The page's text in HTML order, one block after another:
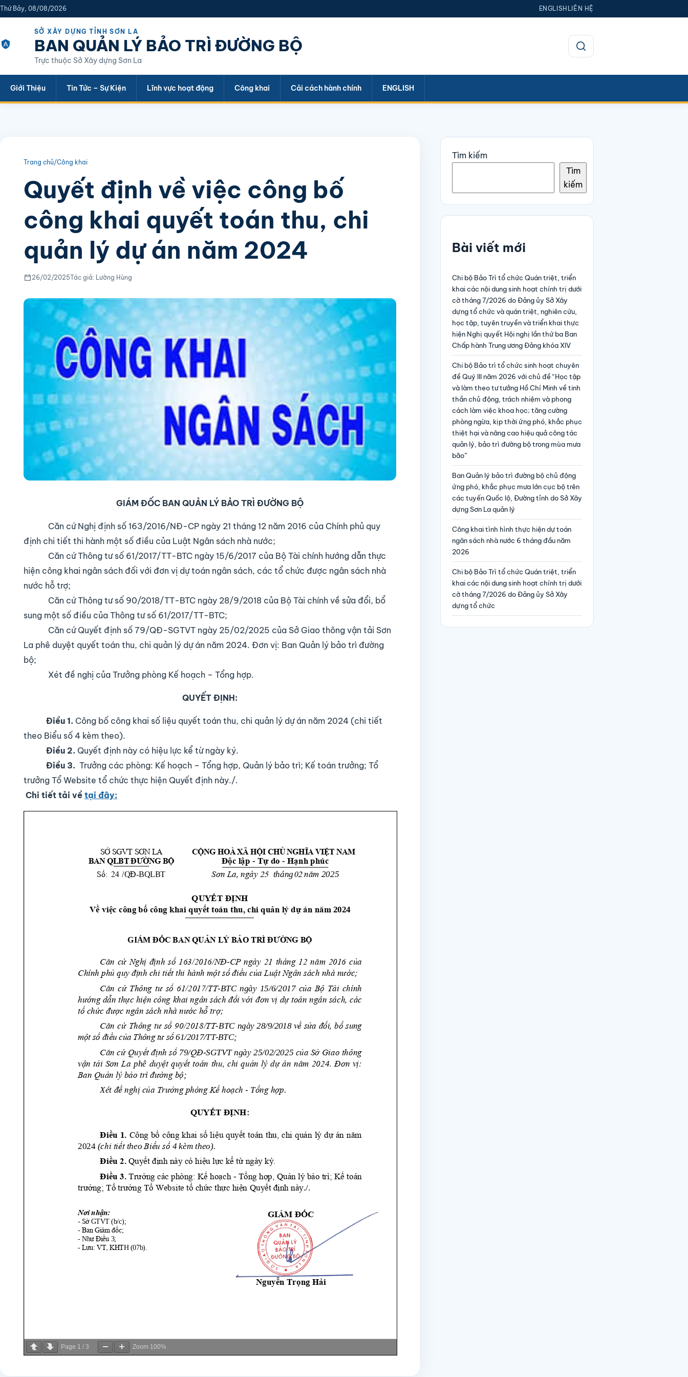
Thứ Bảy, 08/08/2026 ENGLISH LIÊN HỆ
SỞ XÂY DỰNG TỈNH SƠN LA
BAN QUẢN LÝ BẢO TRÌ ĐƯỜNG BỘ
Trực thuộc Sở Xây dựng Sơn La
Mở tìm kiếm
Giới Thiệu Tin Tức – Sự Kiện Lĩnh vực hoạt động Công khai Cải cách hành chính ENGLISH
Trang chủ/Công khai
Quyết định về việc công bố
công khai quyết toán thu, chi
quản lý dự án năm 2024
26/02/2025Tác giả: Lường Hùng
GIÁM ĐỐC BAN QUẢN LÝ BẢO TRÌ ĐƯỜNG BỘ
Căn cứ Nghị định số 163/2016/NĐ-CP ngày 21 tháng 12 năm 2016 của Chính phủ quy
định chi tiết thi hành một số điều của Luật Ngân sách nhà nước;
Căn cứ Thông tư số 61/2017/TT-BTC ngày 15/6/2017 của Bộ Tài chính hướng dẫn thực
hiện công khai ngân sách đối với đơn vị dự toán ngân sách, các tổ chức được ngân sách nhà
nước hỗ trợ;
Căn cứ Thông tư số 90/2018/TT-BTC ngày 28/9/2018 của Bộ Tài chính về sửa đổi, bổ
sung một số điều của Thông tư số 61/2017/TT-BTC;
Căn cứ Quyết định số 79/QĐ-SGTVT ngày 25/02/2025 của Sở Giao thông vận tải Sơn
La phê duyệt quyết toán thu, chi quản lý dự án năm 2024. Đơn vị: Ban Quản lý bảo trì đường
bộ;
Xét đề nghị của Trưởng phòng Kế hoạch – Tổng hợp.
QUYẾT ĐỊNH:
Điều 1. Công bố công khai số liệu quyết toán thu, chi quản lý dự án năm 2024 (chi tiết
theo Biểu số 4 kèm theo).
Điều 2. Quyết định này có hiệu lực kể từ ngày ký.
Điều 3. Trưởng các phòng: Kế hoạch – Tổng hợp, Quản lý bảo trì; Kế toán trưởng; Tổ
trưởng Tổ Website tổ chức thực hiện Quyết định này./.
Chi tiết tải về tại đây:
Page 1 / 3 Zoom 100%
Tìm kiếm
Tìm
kiếm
Bài viết mới
Chi bộ Bảo Trì tổ chức Quán triệt, triển
khai các nội dung sinh hoạt chính trị dưới
cờ tháng 7/2026 do Đảng ủy Sở Xây
dựng tổ chức và quán triệt, nghiên cứu,
học tập, tuyên truyền và triển khai thực
hiện Nghị quyết Hội nghị lần thứ ba Ban
Chấp hành Trung ương Đảng khóa XIV
Chi bộ Bảo trì tổ chức sinh hoạt chuyên
đề Quý III năm 2026 với chủ đề “Học tập
và làm theo tư tưởng Hồ Chí Minh về tinh
thần chủ động, trách nhiệm và phong
cách làm việc khoa học; tăng cường
phòng ngừa, kịp thời ứng phó, khắc phục
thiệt hại và nâng cao hiệu quả công tác
quản lý, bảo trì đường bộ trong mùa mưa
bão”
Ban Quản lý bảo trì đường bộ chủ động
ứng phó, khắc phục mưa lớn cục bộ trên
các tuyến Quốc lộ, Đường tỉnh do Sở Xây
dựng Sơn La quản lý
Công khai tình hình thực hiện dự toán
ngân sách nhà nước 6 tháng đầu năm
2026
Chi bộ Bảo Trì tổ chức Quán triệt, triển
khai các nội dung sinh hoạt chính trị dưới
cờ tháng 7/2026 do Đảng ủy Sở Xây
dựng tổ chức